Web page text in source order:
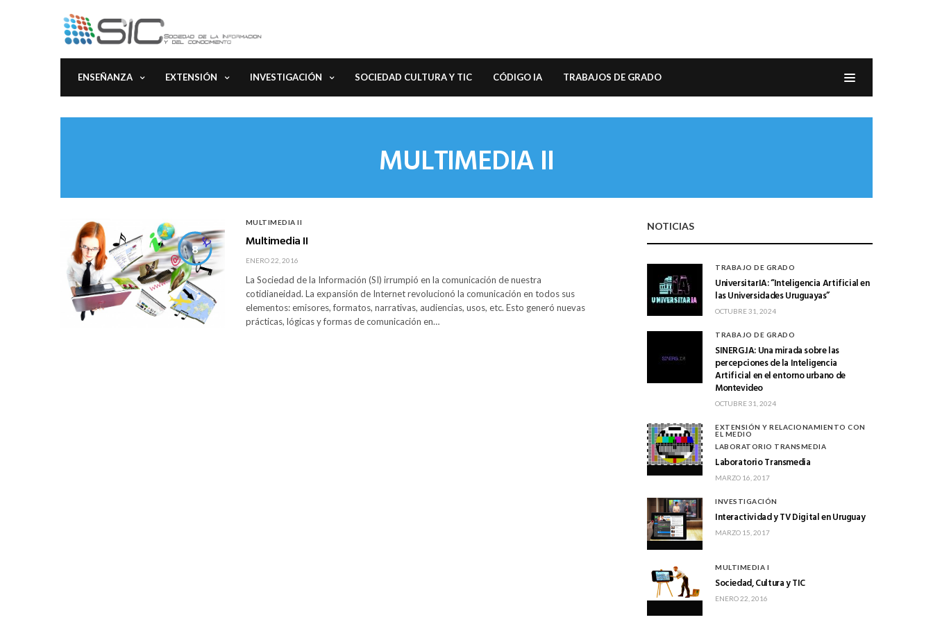
ENSEÑANZA EXTENSIÓN INVESTIGACIÓN SOCIEDAD CULTURA Y TIC CÓDIGO IA TRABAJOS DE GRADO
MULTIMEDIA II
8
MULTIMEDIA II
Multimedia II
ENERO 22, 2016
La Sociedad de la Información (SI) irrumpió en la comunicación de nuestra
cotidianeidad. La expansión de Internet revolucionó la comunicación en todos sus
elementos: emisores, formatos, narrativas, audiencias, usos, etc. Esto generó nuevas
prácticas, lógicas y formas de comunicación en…
NOTICIAS
TRABAJO DE GRADO
UniversitarIA: “Inteligencia Artificial en
las Universidades Uruguayas”
OCTUBRE 31, 2024
TRABAJO DE GRADO
SINERG.IA: Una mirada sobre las
percepciones de la Inteligencia
Artificial en el entorno urbano de
Montevideo
OCTUBRE 31, 2024
EXTENSIÓN Y RELACIONAMIENTO CON
EL MEDIO
LABORATORIO TRANSMEDIA
Laboratorio Transmedia
MARZO 16, 2017
INVESTIGACIÓN
Interactividad y TV Digital en Uruguay
MARZO 15, 2017
MULTIMEDIA I
Sociedad, Cultura y TIC
ENERO 22, 2016